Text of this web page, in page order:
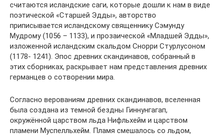
считаются исландские саги, которые дошли к нам в виде
поэтической «Старшей Эдды», авторство
приписывается исландскому священнику Сэмунду
Мудрому (1056 – 1133), и прозаической «Младшей Эдды»,
изложенной исландским скальдом Снорри Стурлусоном
(1178- 1241). Эпос древних скандинавов, собранный в
этих сборниках, раскрывает нам представления древних
германцев о сотворении мира.
Согласно верованиям древних скандинавов, вселенная
была создана из темной бездны Гиннунгагап,
окружённой царством льда Нифльхейм и царством
пламени Муспелльхейм. Пламя смешалось со льдом,